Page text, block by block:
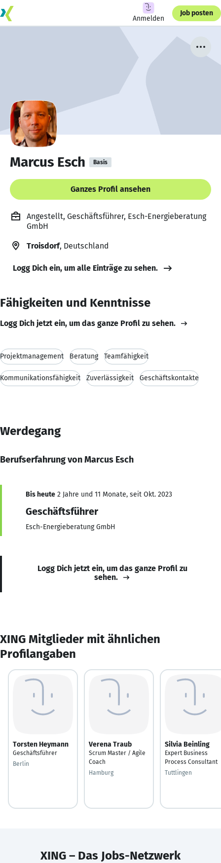
Anmelden
Job posten
Marcus Esch Basis
Ganzes Profil ansehen
Angestellt, Geschäftsführer, Esch-Energieberatung
GmbH
Troisdorf, Deutschland
Logg Dich ein, um alle Einträge zu sehen.
Fähigkeiten und Kenntnisse
Logg Dich jetzt ein, um das ganze Profil zu sehen.
Projektmanagement Beratung Teamfähigkeit
Kommunikationsfähigkeit Zuverlässigkeit Geschäftskontakte
Werdegang
Berufserfahrung von Marcus Esch
Bis heute 2 Jahre und 11 Monate, seit Okt. 2023
Geschäftsführer
Esch-Energieberatung GmbH
Logg Dich jetzt ein, um das ganze Profil zu
sehen.
XING Mitglieder mit ähnlichen
Profilangaben
Torsten Heymann
Geschäftsführer
Berlin
Verena Traub
Scrum Master / Agile
Coach
Hamburg
Silvia Beinling
Expert Business
Process Consultant
Tuttlingen
XING – Das Jobs-Netzwerk